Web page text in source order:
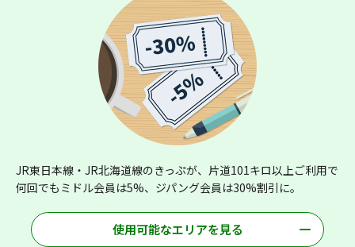
JR東日本線・JR北海道線のきっぷが、片道101キロ以上ご利用で
何回でもミドル会員は5%、ジパング会員は30%割引に。
使用可能なエリアを見る